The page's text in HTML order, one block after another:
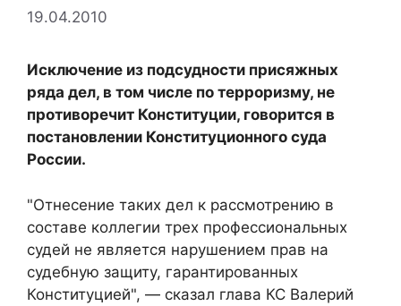
19.04.2010
Исключение из подсудности присяжных
ряда дел, в том числе по терроризму, не
противоречит Конституции, говорится в
постановлении Конституционного суда
России.
"Отнесение таких дел к рассмотрению в
составе коллегии трех профессиональных
судей не является нарушением прав на
судебную защиту, гарантированных
Конституцией", — сказал глава КС Валерий